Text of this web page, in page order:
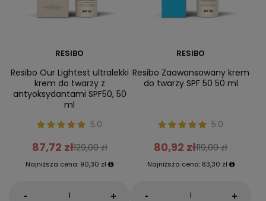
RESIBO
Resibo Our Lightest ultralekki
krem do twarzy z
antyoksydantami SPF50, 50
ml
5.0
87,72 zł129,00 zł
Najniższa cena: 90,30 zł
- +
RESIBO
Resibo Zaawansowany krem
do twarzy SPF 50 50 ml
5.0
80,92 zł119,00 zł
Najniższa cena: 83,30 zł
- +